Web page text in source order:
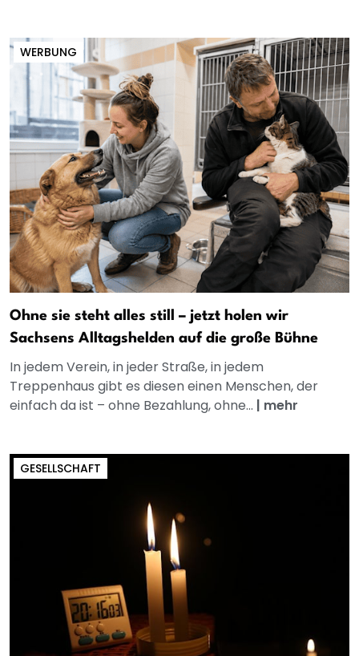
WERBUNG
Ohne sie steht alles still – jetzt holen wir
Sachsens Alltagshelden auf die große Bühne
In jedem Verein, in jeder Straße, in jedem
Treppenhaus gibt es diesen einen Menschen, der
einfach da ist – ohne Bezahlung, ohne... | mehr
GESELLSCHAFT